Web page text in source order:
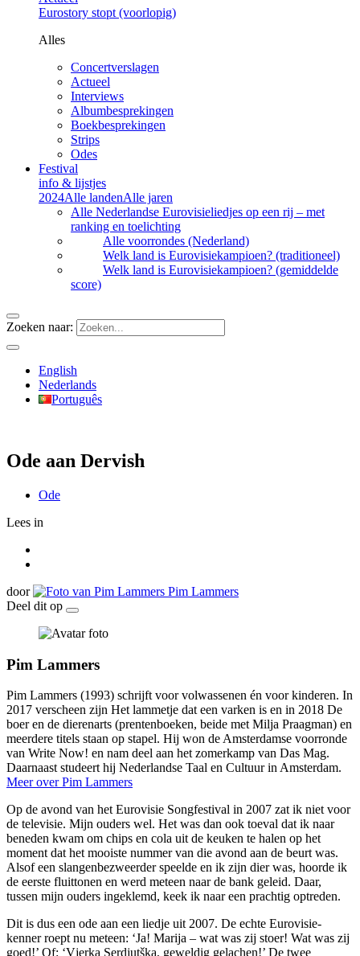
Eurostory stopt (voorlopig)
Alles
Concertverslagen
Actueel
Interviews
Albumbesprekingen
Boekbesprekingen
Strips
Odes
Festival
info & lijstjes
2024Alle landenAlle jaren
Alle Nederlandse Eurovisieliedjes op een rij – met
ranking en toelichting
Alle voorrondes (Nederland)
Welk land is Eurovisiekampioen? (traditioneel)
Welk land is Eurovisiekampioen? (gemiddelde
score)
Zoeken naar:
English
Nederlands
Português
Ode aan Dervish
Ode
Lees in
door
Pim Lammers
Deel dit op
Pim Lammers
Pim Lammers (1993) schrijft voor volwassenen én voor kinderen. In
2017 verscheen zijn Het lammetje dat een varken is en in 2018 De
boer en de dierenarts (prentenboeken, beide met Milja Praagman) en
meerdere titels staan op stapel. Hij won de Amsterdamse voorronde
van Write Now! en nam deel aan het zomerkamp van Das Mag.
Daarnaast studeert hij Nederlandse Taal en Cultuur in Amsterdam.
Meer over Pim Lammers
Op de avond van het Eurovisie Songfestival in 2007 zat ik niet voor
de televisie. Mijn ouders wel. Het was dan ook toeval dat ik naar
beneden kwam om chips en cola uit de keuken te halen op het
moment dat het mooiste nummer van die avond aan de beurt was.
Alsof een slangenbezweerder speelde en ik zijn dier was, hoorde ik
de eerste fluittonen en werd meteen naar de bank geleid. Daar,
tussen mijn ouders ingeklemd, keek ik naar een prachtig optreden.
Dit is dus een ode aan een liedje uit 2007. De echte Eurovisie-
kenner roept nu meteen: ‘Ja! Marija – wat was zij stoer! Wat was zij
goed!’ Of: ‘Vjerka Serdjutška, geweldig gelachen!’ De twee